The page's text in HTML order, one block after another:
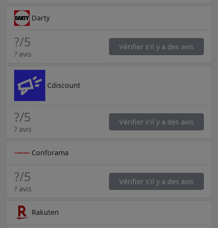
Darty
?/5
? avis
Vérifier s'il y a des avis
Cdiscount
?/5
? avis
Vérifier s'il y a des avis
Conforama
?/5
? avis
Vérifier s'il y a des avis
Rakuten